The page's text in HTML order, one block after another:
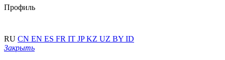
Профиль
RU CN EN ES FR IT JPKZ UZ BY ID
Закрыть